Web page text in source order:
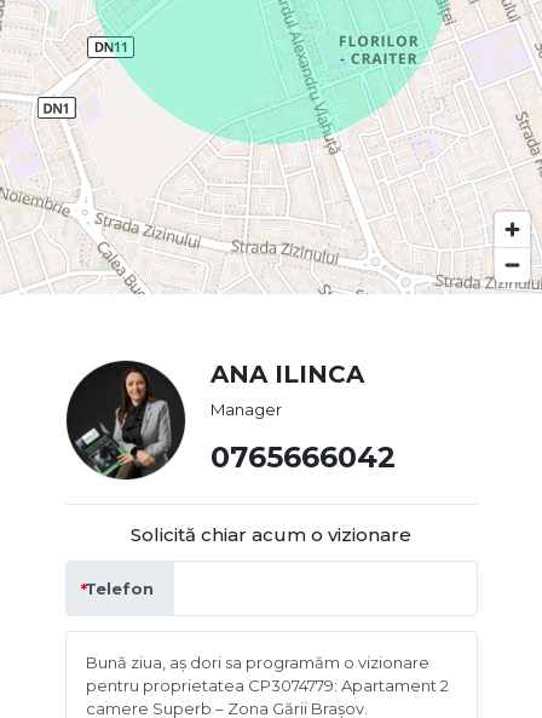
ANA ILINCA
Manager
0765666042
Solicită chiar acum o vizionare
Telefon